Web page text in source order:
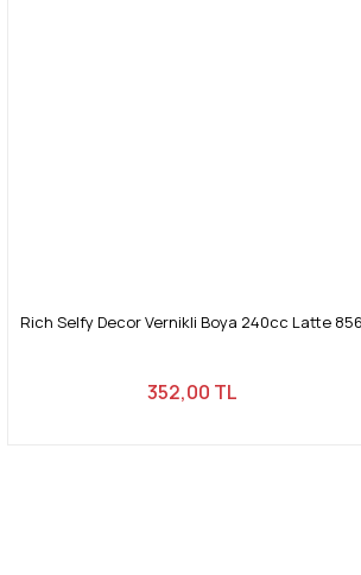
Rich Selfy Decor Vernikli Boya 240cc Latte 856
352,00 TL